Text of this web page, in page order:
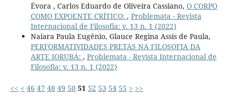
Évora , Carlos Eduardo de Oliveira Cassiano, O CORPO
COMO EXPOENTE CRÍTICO: , Problemata - Revista
Internacional de Filosofia: v. 13 n. 1 (2022)
Naiara Paula Eugênio, Glauce Regina Assis de Paula,
PERFORMATIVIDADES PRETAS NA FILOSOFIA DA
ARTE IORUBÁ: , Problemata - Revista Internacional de
Filosofia: v. 13 n. 1 (2022)
<< < 46 47 48 49 50 51 52 53 54 55 > >>